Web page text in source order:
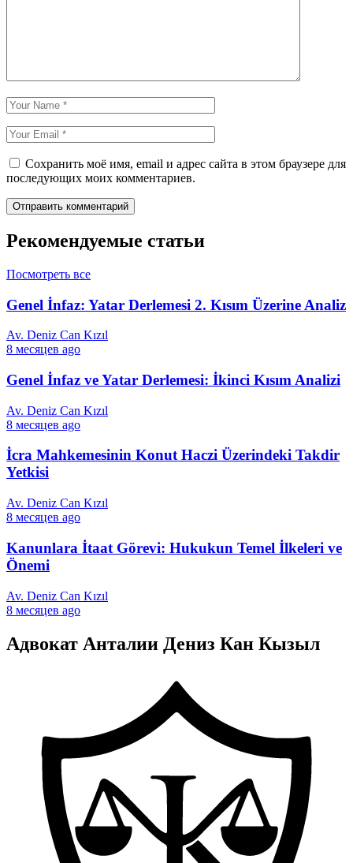
Сохранить моё имя, email и адрес сайта в этом браузере для
последующих моих комментариев.
Рекомендуемые статьи
Посмотреть все
Genel İnfaz: Yatar Derlemesi 2. Kısım Üzerine Analiz
Av. Deniz Can Kızıl
8 месяцев ago
Genel İnfaz ve Yatar Derlemesi: İkinci Kısım Analizi
Av. Deniz Can Kızıl
8 месяцев ago
İcra Mahkemesinin Konut Haczi Üzerindeki Takdir
Yetkisi
Av. Deniz Can Kızıl
8 месяцев ago
Kanunlara İtaat Görevi: Hukukun Temel İlkeleri ve
Önemi
Av. Deniz Can Kızıl
8 месяцев ago
Адвокат Анталии Дениз Кан Кызыл